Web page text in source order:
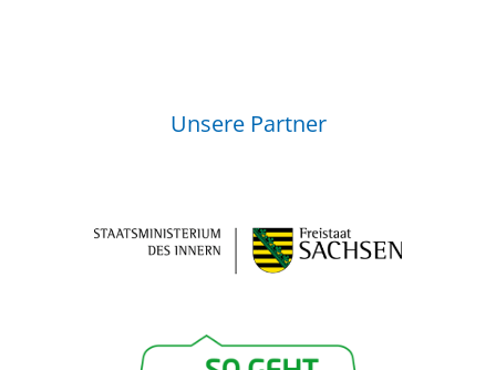
Unsere Partner